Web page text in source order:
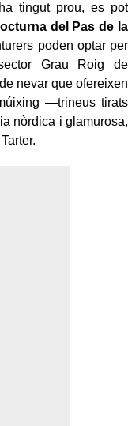
tingut prou, es pot
del Pas de la
poden optar per
Grau Roig de
nevar que ofereixen
—trineus tirats
nòrdica i glamurosa,